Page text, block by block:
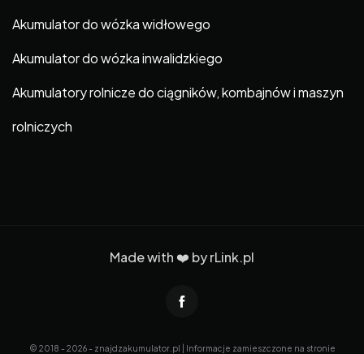
Akumulator do wózka widłowego
Akumulator do wózka inwalidzkiego
Akumulatory rolnicze do ciągników, kombajnów i maszyn
rolniczych
Made with ❤️ byrLink.pl
© 2018 - 2026 - znajdzakumulator.pl | Informacje zamieszczone na stronie